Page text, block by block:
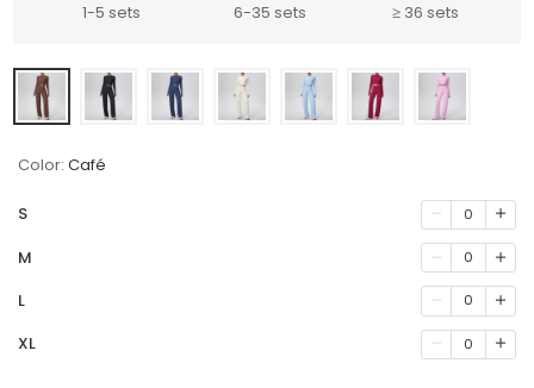
1-5 sets 6-35 sets ≥ 36 sets
Color: Café
S 0
M 0
L 0
XL 0